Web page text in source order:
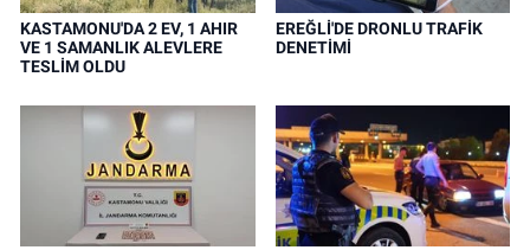
KASTAMONU'DA 2 EV, 1 AHIR
VE 1 SAMANLIK ALEVLERE
TESLİM OLDU
EREĞLİ'DE DRONLU TRAFİK
DENETİMİ